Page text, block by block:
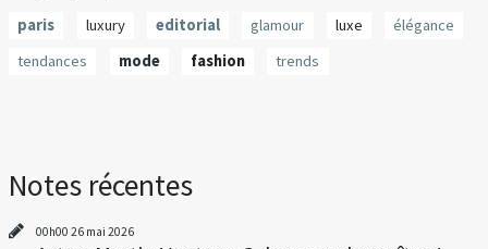
paris luxury editorial glamour luxe
élégance
tendances
mode fashion trends
Notes récentes
00h00 26 mai 2026